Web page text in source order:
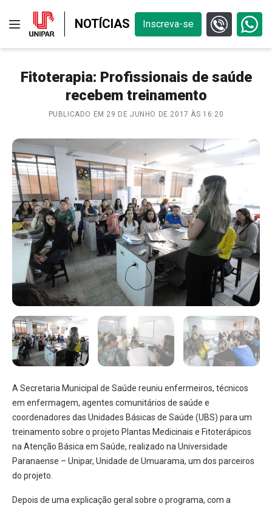
NOTÍCIAS Inscreva-se
Fitoterapia: Profissionais de saúde
recebem treinamento
PUBLICADO EM 29 DE JUNHO DE 2017 ÀS 16:20
A Secretaria Municipal de Saúde reuniu enfermeiros, técnicos
em enfermagem, agentes comunitários de saúde e
coordenadores das Unidades Básicas de Saúde (UBS) para um
treinamento sobre o projeto Plantas Medicinais e Fitoterápicos
na Atenção Básica em Saúde, realizado na Universidade
Paranaense – Unipar, Unidade de Umuarama, um dos parceiros
do projeto.
Depois de uma explicação geral sobre o programa, com a